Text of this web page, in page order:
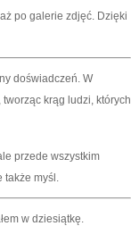
po galerie zdjęć. Dzięki
doświadczeń. W
krąg ludzi, których
przede wszystkim
także myśl.
w dziesiątkę.